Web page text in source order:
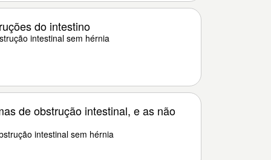
do intestino
intestinal sem hérnia
de obstrução intestinal, e as não
intestinal sem hérnia